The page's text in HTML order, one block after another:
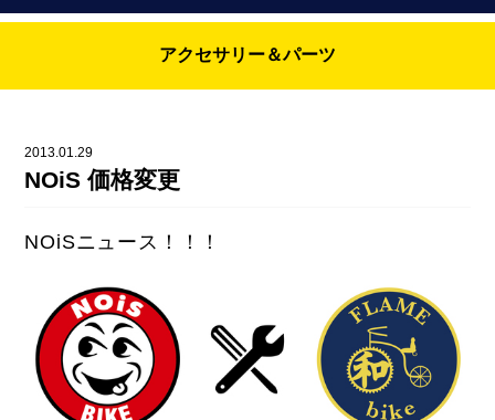
Bianchi（ビアンキ）
BRUNO(ブルーノ)
DAHON（ダホーン）
FUJI（フジ）
GIOS（ジオス）
KUWAHARA（クワハラ）
MASI（マージ）
PASHLEY（パシュレー）
アクセサリー＆パーツ
knog（ノグ）
マルイのかわいいキャップ
2013.01.29
NOiS 価格変更
NOiSニュース！！！